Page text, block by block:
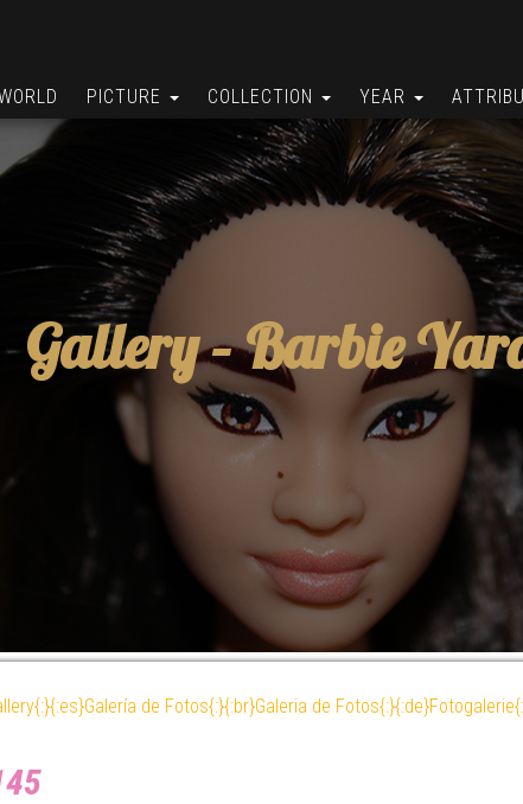
PICTURE COLLECTION YEAR
Gallery –Barbie
de Fotos{:}{:br}Galeria de